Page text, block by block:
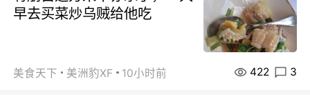
早去买菜炒乌贼给他吃
美食天下 美洲豹XF 10小时前 422 3